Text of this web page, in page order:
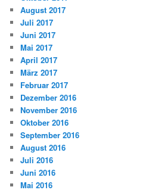
August 2017
Juli 2017
Juni 2017
Mai 2017
April 2017
März 2017
Februar 2017
Dezember 2016
November 2016
Oktober 2016
September 2016
August 2016
Juli 2016
Juni 2016
Mai 2016